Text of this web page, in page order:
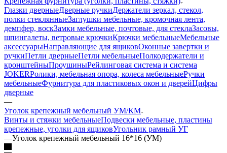
Глазки дверныеДверные ручкиДержатели зеркал, стекол,
полки стеклянныеЗаглушки мебельные, кромочная лента,
демпфер, воскЗамки мебельные, почтовые, для стеклаЗасовы,
шпингалеты, ветровые крючкиКрючки мебельныеМебельные
аксессуарыНаправляющие для ящиковОконные завертки и
ручкиПетли дверныеПетли мебельныеПолкодержатели и
кронштейныПроушиныРейлинговая система и система
JOKERРолики, мебельная опора, колеса мебельныеРучки
мебельныеФурнитура для пластиковых окон и дверейЦифры
дверные
—
Уголок крепежный мебельный УМ/КМ
Винты и стяжки мебельныеПодвески мебельные, пластины
крепежные, уголки для ящиковУгольник рамный УГ
—Уголок крепежный мебельный 16*16 (УМ)